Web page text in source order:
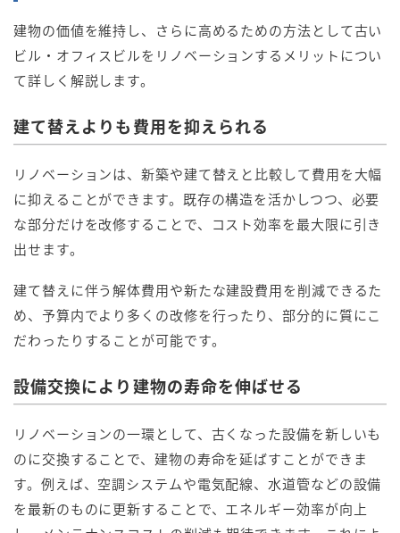
建物の価値を維持し、さらに高めるための方法として古い
ビル・オフィスビルをリノベーションするメリットについ
て詳しく解説します。
建て替えよりも費用を抑えられる
リノベーションは、新築や建て替えと比較して費用を大幅
に抑えることができます。既存の構造を活かしつつ、必要
な部分だけを改修することで、コスト効率を最大限に引き
出せます。
建て替えに伴う解体費用や新たな建設費用を削減できるた
め、予算内でより多くの改修を行ったり、部分的に質にこ
だわったりすることが可能です。
設備交換により建物の寿命を伸ばせる
リノベーションの一環として、古くなった設備を新しいも
のに交換することで、建物の寿命を延ばすことができま
す。例えば、空調システムや電気配線、水道管などの設備
を最新のものに更新することで、エネルギー効率が向上